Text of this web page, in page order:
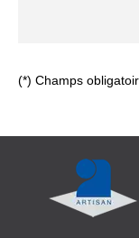
(*) Champs